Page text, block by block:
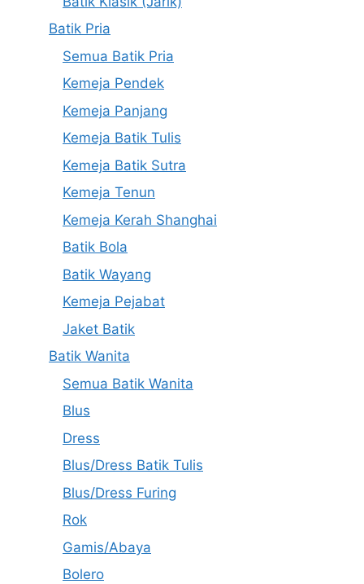
Batik Pria
Semua Batik Pria
Kemeja Pendek
Kemeja Panjang
Kemeja Batik Tulis
Kemeja Batik Sutra
Kemeja Tenun
Kemeja Kerah Shanghai
Batik Bola
Batik Wayang
Kemeja Pejabat
Jaket Batik
Batik Wanita
Semua Batik Wanita
Blus
Dress
Blus/Dress Batik Tulis
Blus/Dress Furing
Rok
Gamis/Abaya
Bolero